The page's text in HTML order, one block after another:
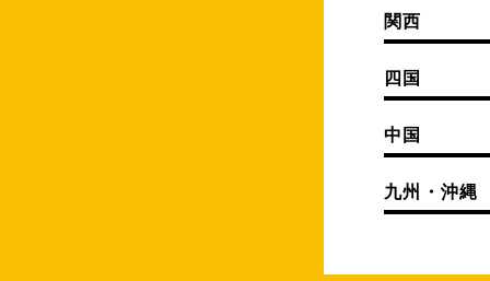
関西
四国
中国
九州・沖縄